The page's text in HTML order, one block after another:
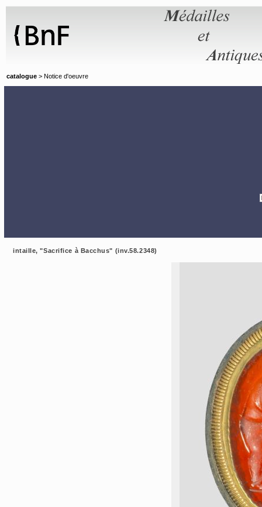
catalogue > Notice d'oeuvre
intaille, "Sacrifice à Bacchus" (inv.58.2348)